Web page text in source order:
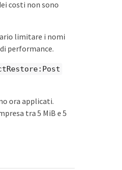
costi non sono
limitare i nomi
performance.
ora applicati.
tra 5 MiB e 5